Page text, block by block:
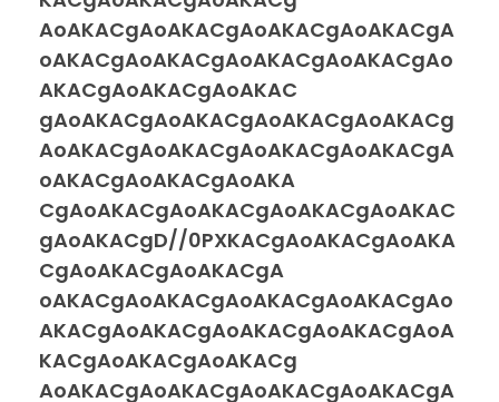
AoAKACgAoAKACgAoAKACgAoAKACgA
oAKACgAoAKACgAoAKACgAoAKACgAo
AKACgAoAKACgAoAKAC
gAoAKACgAoAKACgAoAKACgAoAKACg
AoAKACgAoAKACgAoAKACgAoAKACgA
oAKACgAoAKACgAoAKA
CgAoAKACgAoAKACgAoAKACgAoAKAC
gAoAKACgD//0PXKACgAoAKACgAoAKA
CgAoAKACgAoAKACgA
oAKACgAoAKACgAoAKACgAoAKACgAo
AKACgAoAKACgAoAKACgAoAKACgAoA
KACgAoAKACgAoAKACg
AoAKACgAoAKACgAoAKACgAoAKACgA